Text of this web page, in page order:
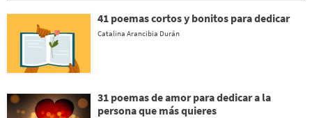
41 poemas cortos y bonitos para dedicar
Catalina Arancibia Durán
31 poemas de amor para dedicar a la
persona que más quieres